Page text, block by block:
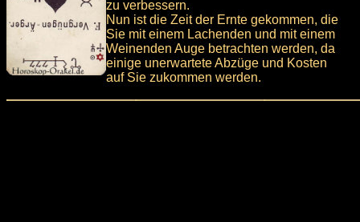
zu verbessern.
Nun ist die Zeit der Ernte gekommen, die
Sie mit einem Lachenden und mit einem
Weinenden Auge betrachten werden, da
einige unerwartete Abzüge und Kosten
auf Sie zukommen werden.